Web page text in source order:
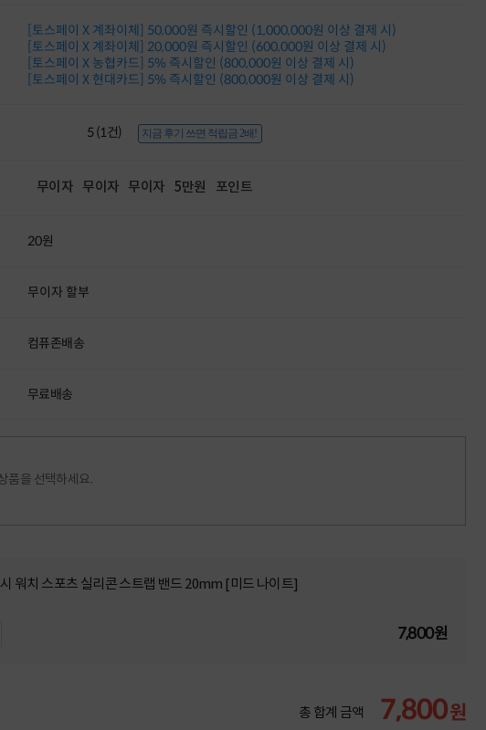
적립금 3% 페이백
시스코 스위칭허브
누적 금액 별
적립금 페이백!
[토스페이 X 계좌이체] 50,000원 즉시할인 (1,000,000원 이상 결제 시)
[토스페이 X 계좌이체] 20,000원 즉시할인 (600,000원 이상 결제 시)
[토스페이 X 농협카드] 5% 즉시할인 (800,000원 이상 결제 시)
[토스페이 X 현대카드] 5% 즉시할인 (800,000원 이상 결제 시)
5 (1건) 지금 후기 쓰면 적립금 2배!
무이자 무이자 무이자 5만원 포인트
20원
무이자 할부
컴퓨존배송
무료배송
품을 선택하세요.
워치 스포츠 실리콘 스트랩 밴드 20mm [미드 나이트]
7,800원
총 합계 금액 7,800원